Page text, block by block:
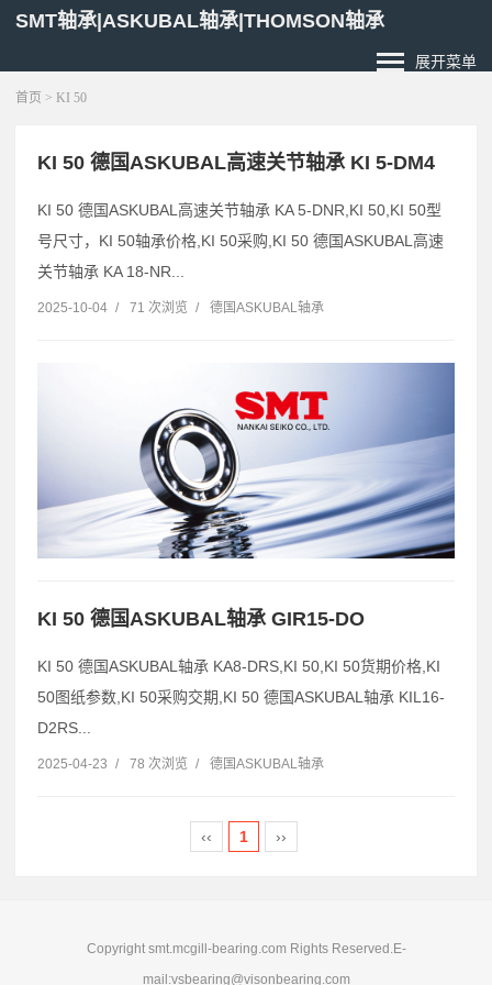
SMT轴承|ASKUBAL轴承|THOMSON轴承
展开菜单
首页 > KI 50
KI 50 德国ASKUBAL高速关节轴承 KI 5-DM4
KI 50 德国ASKUBAL高速关节轴承 KA 5-DNR,KI 50,KI 50型
号尺寸，KI 50轴承价格,KI 50采购,KI 50 德国ASKUBAL高速
关节轴承 KA 18-NR...
2025-10-04 / 71 次浏览 / 德国ASKUBAL轴承
KI 50 德国ASKUBAL轴承 GIR15-DO
KI 50 德国ASKUBAL轴承 KA8-DRS,KI 50,KI 50货期价格,KI
50图纸参数,KI 50采购交期,KI 50 德国ASKUBAL轴承 KIL16-
D2RS...
2025-04-23 / 78 次浏览 / 德国ASKUBAL轴承
‹‹ 1 ››
Copyright smt.mcgill-bearing.com Rights Reserved.E-
mail:vsbearing@visonbearing.com